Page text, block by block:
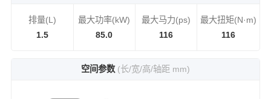
排量(L)
1.5
最大功率(kW)
85.0
最大马力(ps)
116
最大扭矩(N·m)
116
空间参数 (长/宽/高/轴距 mm)